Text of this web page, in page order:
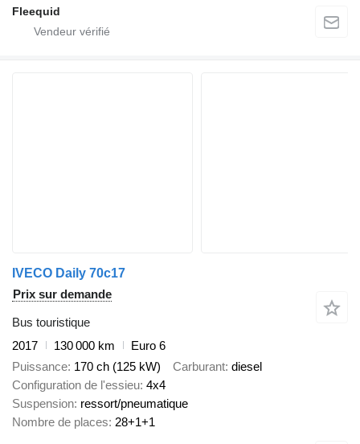
Fleequid
IVECO Daily 70c17
Prix sur demande
Bus touristique
2017
130 000 km
Euro 6
Puissance 170 ch (125 kW) Carburant diesel
Configuration de l'essieu 4x4
Suspension ressort/pneumatique
Nombre de places 28+1+1